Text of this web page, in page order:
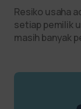
Resiko usaha
setiap pemilik
masih banyak